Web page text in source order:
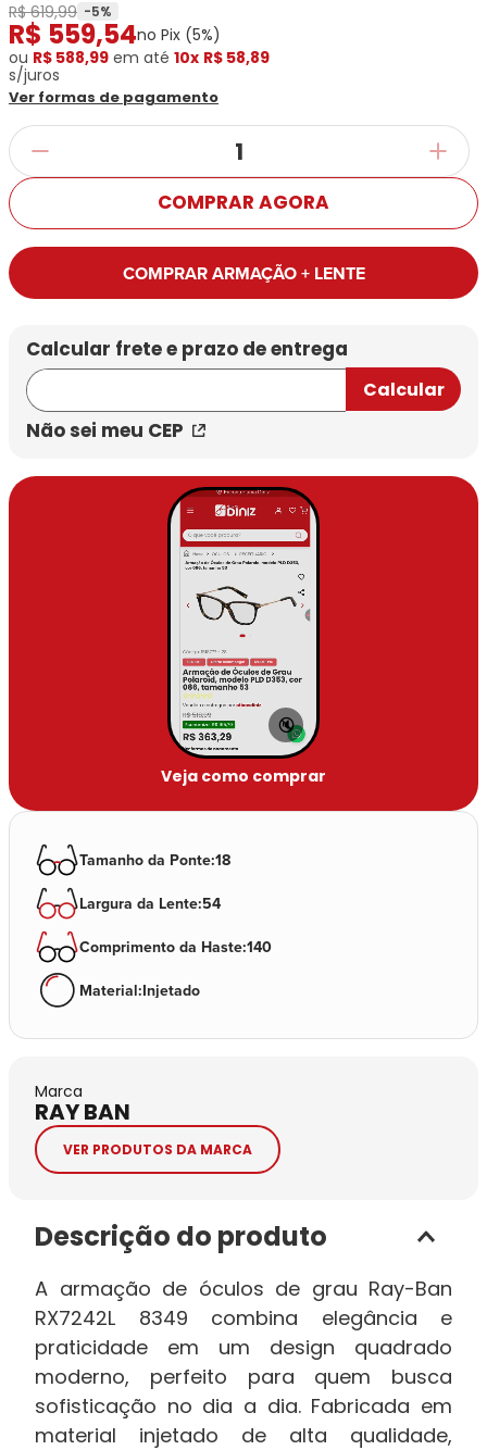
Ban
Todas
as
Marcas
Marcas
Miu
Polaroid
Vogue
Todas
Collection
Exclusivas
Bulget
Todas
as
Marcas
Hit
Unissex
Marcas
Exclusivas
Dii
R$ 619,99 -5%
R$ 559,54no Pix (5%)
ou R$ 588,99 em até 10x R$ 58,89
s/juros
Ver formas de pagamento
COMPRAR AGORA
COMPRAR ARMAÇÃO + LENTE
Não sei meu CEP
🔇
Veja como comprar
Tamanho da Ponte:18
Largura da Lente:54
Comprimento da Haste:140
Material:Injetado
Marca
RAY BAN
VER PRODUTOS DA MARCA
Descrição do produto
A armação de óculos de grau Ray-Ban
RX7242L 8349 combina elegância e
praticidade em um design quadrado
moderno, perfeito para quem busca
sofisticação no dia a dia. Fabricada em
material injetado de alta qualidade,